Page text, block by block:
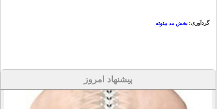
گردآوری: بخش مد بیتوته
پیشنهاد امروز